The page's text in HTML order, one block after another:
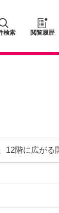
検索 閲覧履歴